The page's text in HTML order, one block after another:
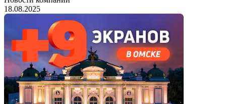
18.08.2025